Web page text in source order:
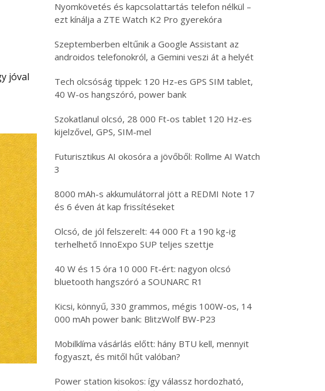
Nyomkövetés és kapcsolattartás telefon nélkül –
ezt kínálja a ZTE Watch K2 Pro gyerekóra
Szeptemberben eltűnik a Google Assistant az
androidos telefonokról, a Gemini veszi át a helyét
Tech olcsóság tippek: 120 Hz-es GPS SIM tablet,
40 W-os hangszóró, power bank
Szokatlanul olcsó, 28 000 Ft-os tablet 120 Hz-es
kijelzővel, GPS, SIM-mel
Futurisztikus AI okosóra a jövőből: Rollme AI Watch
3
8000 mAh-s akkumulátorral jött a REDMI Note 17
és 6 éven át kap frissítéseket
Olcsó, de jól felszerelt: 44 000 Ft a 190 kg-ig
terhelhető InnoExpo SUP teljes szettje
40 W és 15 óra 10 000 Ft-ért: nagyon olcsó
bluetooth hangszóró a SOUNARC R1
Kicsi, könnyű, 330 grammos, mégis 100W-os, 14
000 mAh power bank: BlitzWolf BW-P23
Mobilklíma vásárlás előtt: hány BTU kell, mennyit
fogyaszt, és mitől hűt valóban?
Power station kisokos: így válassz hordozható,